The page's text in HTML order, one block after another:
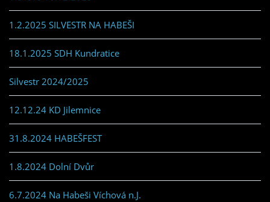
1.2.2025 SILVESTR NA HABEŠI
18.1.2025 SDH Kundratice
Silvestr 2024/2025
12.12.24 KD Jilemnice
31.8.2024 HABEŠFEST
1.8.2024 Dolní Dvůr
6.7.2024 Na Habeši Víchová n.J.